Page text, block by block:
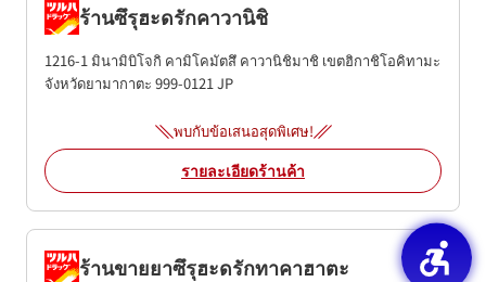
ร้านซึรุฮะดรักคาวานิชิ
1216-1 มินามิบิโจกิ คามิโคมัตสึ คาวานิชิมาชิ เขตฮิกาชิโอคิทามะ
จังหวัดยามากาตะ 999-0121JP
พบกับข้อเสนอสุดพิเศษ!
รายละเอียดร้านค้า
ร้านขายยาซึรุฮะดรักทาคาฮาตะ